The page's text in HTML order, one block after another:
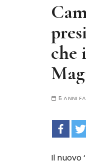
che
5 ANNI FA
Il nuovo